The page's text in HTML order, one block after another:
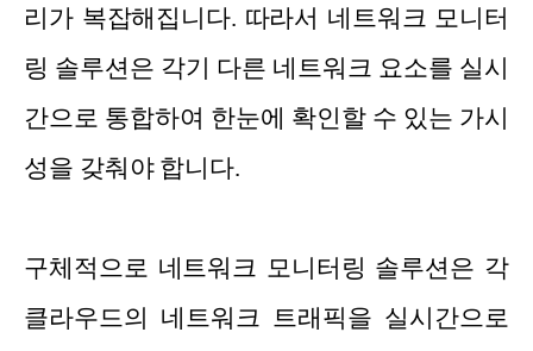
리가 복잡해집니다. 따라서 네트워크 모니터
링 솔루션은 각기 다른 네트워크 요소를 실시
간으로 통합하여 한눈에 확인할 수 있는 가시
성을 갖춰야 합니다.
구체적으로 네트워크 모니터링 솔루션은 각
클라우드의 네트워크 트래픽을 실시간으로